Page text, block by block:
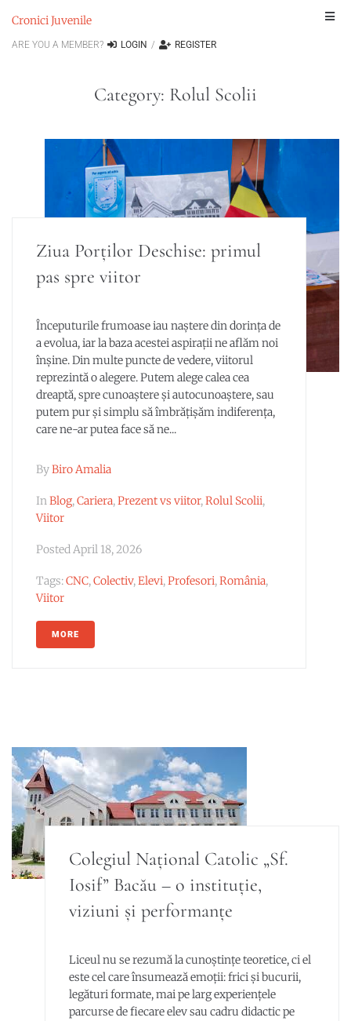
Cronici Juvenile
ARE YOU A MEMBER? LOGIN / REGISTER
Category: Rolul Scolii
Ziua Porților Deschise: primul
pas spre viitor
Începuturile frumoase iau naștere din dorința de
a evolua, iar la baza acestei aspirații ne aflăm noi
înșine. Din multe puncte de vedere, viitorul
reprezintă o alegere. Putem alege calea cea
dreaptă, spre cunoaștere și autocunoaștere, sau
putem pur și simplu să îmbrățișăm indiferența,
care ne-ar putea face să ne...
ByBiro Amalia
InBlog,Cariera,Prezent vs viitor,Rolul Scolii,
Viitor
PostedApril 18, 2026
Tags:CNC,Colectiv,Elevi,Profesori,România,
Viitor
MORE
Colegiul Național Catolic „Sf.
Iosif” Bacău – o instituție,
viziuni și performanțe
Liceul nu se rezumă la cunoștințe teoretice, ci el
este cel care însumează emoții: frici și bucurii,
legături formate, mai pe larg experiențele
parcurse de fiecare elev sau cadru didactic pe